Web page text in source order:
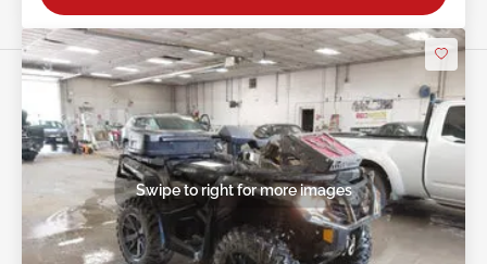
Swipe to right for more images